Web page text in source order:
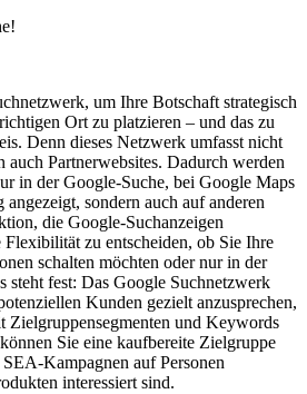
um Ihre Botschaft strategisch
Ort zu platzieren – und das zu
Denn dieses Netzwerk umfasst nicht
auch Partnerwebsites. Dadurch werden
in der Google-Suche, bei Google Maps
sondern auch auf anderen
die Google-Suchanzeigen
Flexibilität zu entscheiden, ob Sie Ihre
schalten möchten oder nur in der
steht fest: Das Google Suchnetzwerk
Kunden gezielt anzusprechen,
Zielgruppensegmenten und Keywords
Sie eine kaufbereite Zielgruppe
Kampagnen auf Personen
interessiert sind.